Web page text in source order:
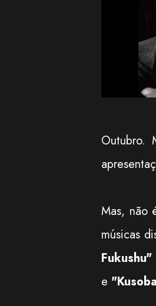
Outubro.
Mas, não
músicas
Fukushu"
e